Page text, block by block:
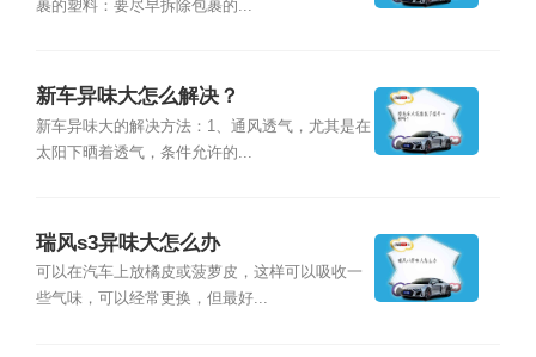
裹的塑料：要尽早拆除包裹的...
新车异味大怎么解决？
新车异味大的解决方法：1、通风透气，尤其是在
太阳下晒着透气，条件允许的...
瑞风s3异味大怎么办
可以在汽车上放橘皮或菠萝皮，这样可以吸收一
些气味，可以经常更换，但最好...